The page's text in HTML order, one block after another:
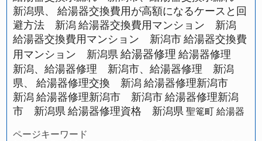
新潟県、
給湯器交換費用が高額になるケースと回
避方法 新潟 給湯器交換費用マンション 新潟
給湯器交換費用マンション 新潟市 給湯器交換費
用マンション 新潟県 給湯器修理 給湯器修理
新潟、給湯器修理 新潟市、給湯器修理 新潟
県、
給湯器修理交換 新潟 給湯器修理新潟市
新潟 給湯器修理新潟市 新潟市 給湯器修理新潟
市 新潟県 給湯器修理資格 新潟県 聖篭町 給湯器
ページキーワード